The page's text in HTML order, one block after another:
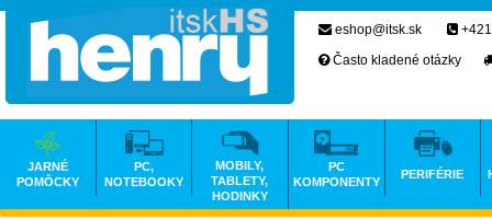
eshop@itsk.sk
Často kladené otázky
JARNÉ
POMÔCKY
PC,
NOTEBOOKY
MOBILY,
TABLETY,
HODINKY
PC
KOMPONENTY
PERIFÉRIE